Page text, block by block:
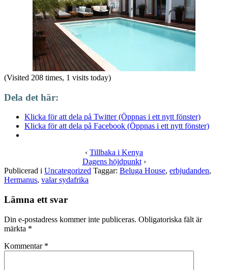
(Visited 208 times, 1 visits today)
Dela det här:
Klicka för att dela på Twitter (Öppnas i ett nytt fönster)
Klicka för att dela på Facebook (Öppnas i ett nytt fönster)
‹ Tillbaka i Kenya
Dagens höjdpunkt›
Publicerad i Uncategorized Taggar: Beluga House, erbjudanden,
Hermanus, valar sydafrika
Lämna ett svar
Din e-postadress kommer inte publiceras. Obligatoriska fält är
märkta *
Kommentar *